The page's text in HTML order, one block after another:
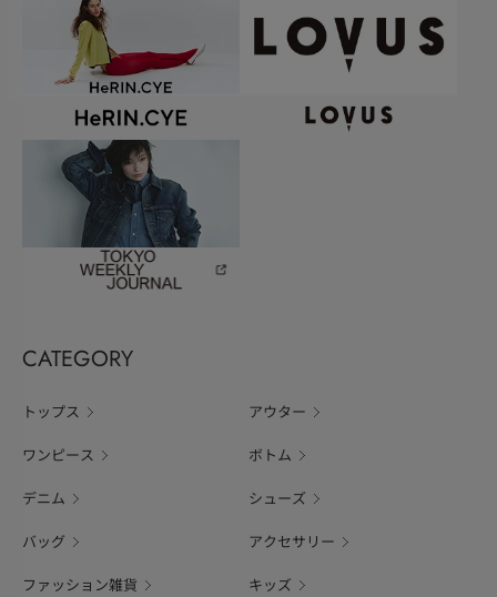
CATEGORY
トップス アウター
ワンピース ボトム
デニム シューズ
バッグ アクセサリー
ファッション雑貨 キッズ